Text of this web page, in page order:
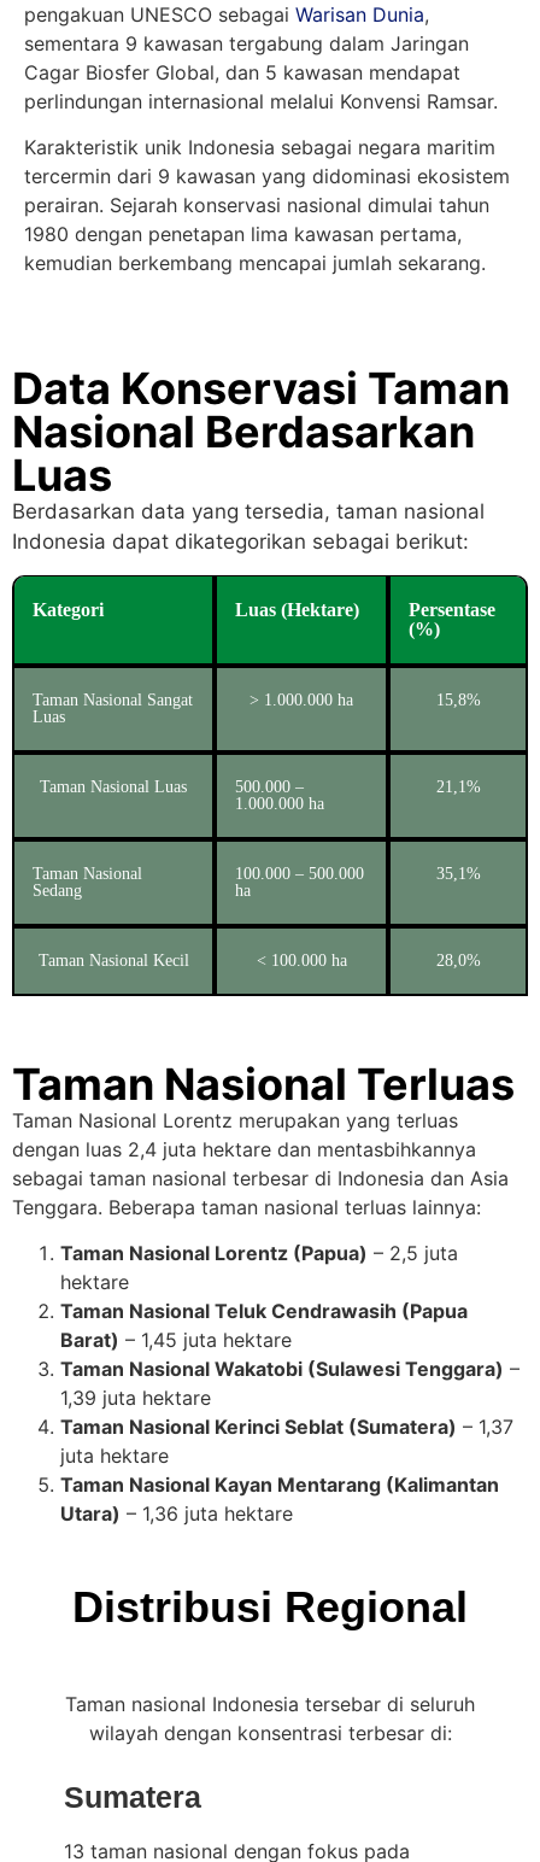
pengakuan UNESCO sebagai Warisan Dunia,
sementara 9 kawasan tergabung dalam Jaringan
Cagar Biosfer Global, dan 5 kawasan mendapat
perlindungan internasional melalui Konvensi Ramsar.
Karakteristik unik Indonesia sebagai negara maritim
tercermin dari 9 kawasan yang didominasi ekosistem
perairan. Sejarah konservasi nasional dimulai tahun
1980 dengan penetapan lima kawasan pertama,
kemudian berkembang mencapai jumlah sekarang.
Data Konservasi Taman
Nasional Berdasarkan
Luas
Berdasarkan data yang tersedia, taman nasional
Indonesia dapat dikategorikan sebagai berikut:
Kategori Luas (Hektare)
Persentase
(%)
Taman Nasional Sangat
Luas
> 1.000.000 ha 15,8%
Taman Nasional Luas
500.000 –
1.000.000 ha
21,1%
Taman Nasional
Sedang
100.000 – 500.000
ha
35,1%
Taman Nasional Kecil < 100.000 ha 28,0%
Taman Nasional Terluas
Taman Nasional Lorentz merupakan yang terluas
dengan luas 2,4 juta hektare dan mentasbihkannya
sebagai taman nasional terbesar di Indonesia dan Asia
Tenggara. Beberapa taman nasional terluas lainnya:
Taman Nasional Lorentz (Papua) – 2,5 juta
hektare
Taman Nasional Teluk Cendrawasih (Papua
Barat) – 1,45 juta hektare
Taman Nasional Wakatobi (Sulawesi Tenggara) –
1,39 juta hektare
Taman Nasional Kerinci Seblat (Sumatera) – 1,37
juta hektare
Taman Nasional Kayan Mentarang (Kalimantan
Utara) – 1,36 juta hektare
Distribusi Regional
Taman nasional Indonesia tersebar di seluruh
wilayah dengan konsentrasi terbesar di:
Sumatera
13 taman nasional dengan fokus pada